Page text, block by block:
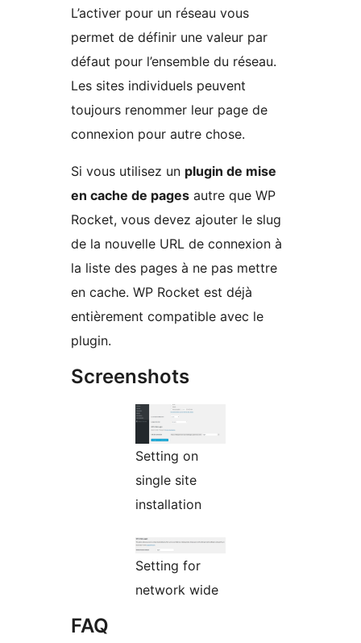
L’activer pour un réseau vous
permet de définir une valeur par
défaut pour l’ensemble du réseau.
Les sites individuels peuvent
toujours renommer leur page de
connexion pour autre chose.
Si vous utilisez un plugin de mise
en cache de pages autre que WP
Rocket, vous devez ajouter le slug
de la nouvelle URL de connexion à
la liste des pages à ne pas mettre
en cache. WP Rocket est déjà
entièrement compatible avec le
plugin.
Screenshots
Setting on
single site
installation
Setting for
network wide
FAQ